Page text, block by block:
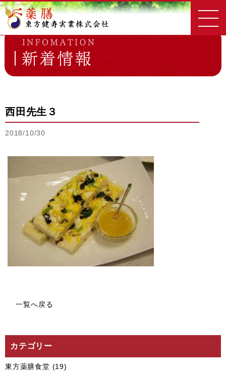
東方健寿実業 新着情報一覧 西田先生３
西田先生３
2018/10/30
一覧へ戻る
カテゴリー
東方薬膳食堂 (19)